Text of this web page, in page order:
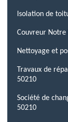
Isolation de
Couvreur Notre
Nettoyage et
Travaux de
50210
Société de
50210